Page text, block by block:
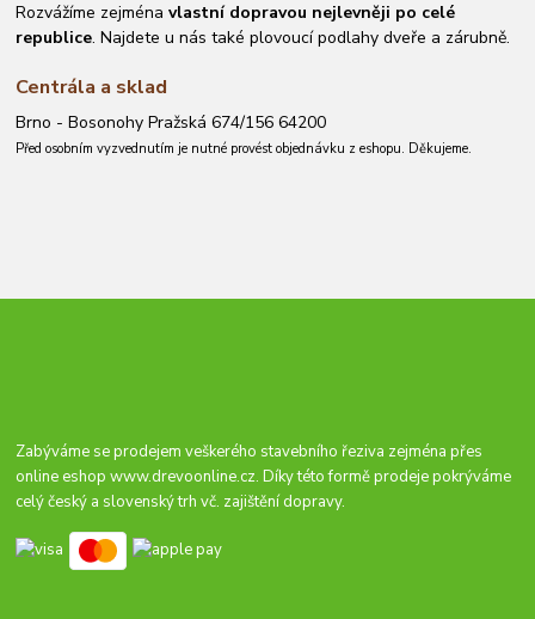
Rozvážíme zejménavlastní dopravou nejlevněji po celé
republice. Najdete u nás také plovoucí podlahy dveře a zárubně.
Centrála a sklad
Brno - Bosonohy Pražská 674/156 64200
Před osobním vyzvednutím je nutné provést objednávku z eshopu. Děkujeme.
Zabýváme se prodejem veškerého stavebního řeziva zejména přes
online eshopwww.drevoonline.cz. Díky této formě prodeje pokrýváme
celý český a slovenský trh vč. zajištění dopravy.